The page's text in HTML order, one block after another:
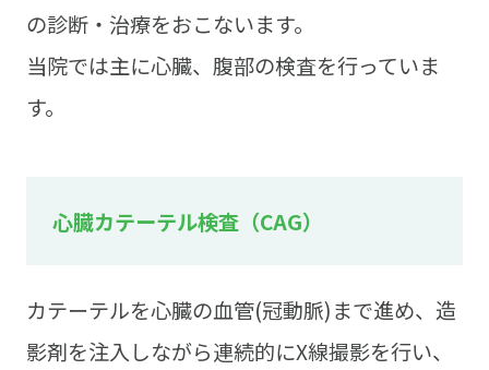
の診断・治療をおこないます。
当院では主に心臓、腹部の検査を行っていま
す。
心臓カテーテル検査（CAG）
カテーテルを心臓の血管(冠動脈)まで進め、造
影剤を注入しながら連続的にX線撮影を行い、